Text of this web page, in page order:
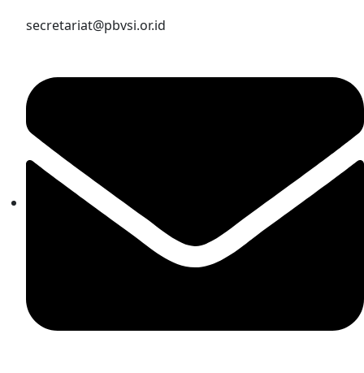
secretariat@pbvsi.or.id